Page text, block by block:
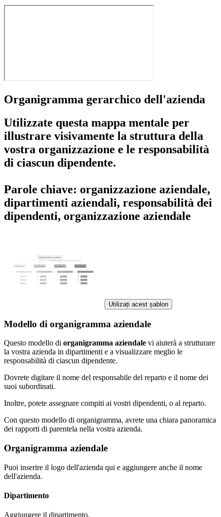
Organigramma gerarchico dell'azienda
Utilizzate questa mappa mentale per
illustrare visivamente la struttura della
vostra organizzazione e le responsabilità
di ciascun dipendente.
Parole chiave: organizzazione aziendale,
dipartimenti aziendali, responsabilità dei
dipendenti, organizzazione aziendale
Utilizați acest șablon
Modello di organigramma aziendale
Questo modello di organigramma aziendale vi aiuterà a strutturare
la vostra azienda in dipartimenti e a visualizzare meglio le
responsabilità di ciascun dipendente.
Dovrete digitare il nome del responsabile del reparto e il nome dei
suoi subordinati.
Inoltre, potete assegnare compiti ai vostri dipendenti, o al reparto.
Con questo modello di organigramma, avrete una chiara panoramica
dei rapporti di parentela nella vostra azienda.
Organigramma aziendale
Puoi inserire il logo dell'azienda qui e aggiungere anche il nome
dell'azienda.
Dipartimento
Aggiungere il dipartimento.